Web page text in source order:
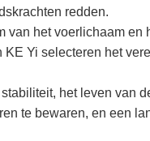
redden.
van het voerlichaam en
Yi selecteren het
het leven van
te bewaren, en een